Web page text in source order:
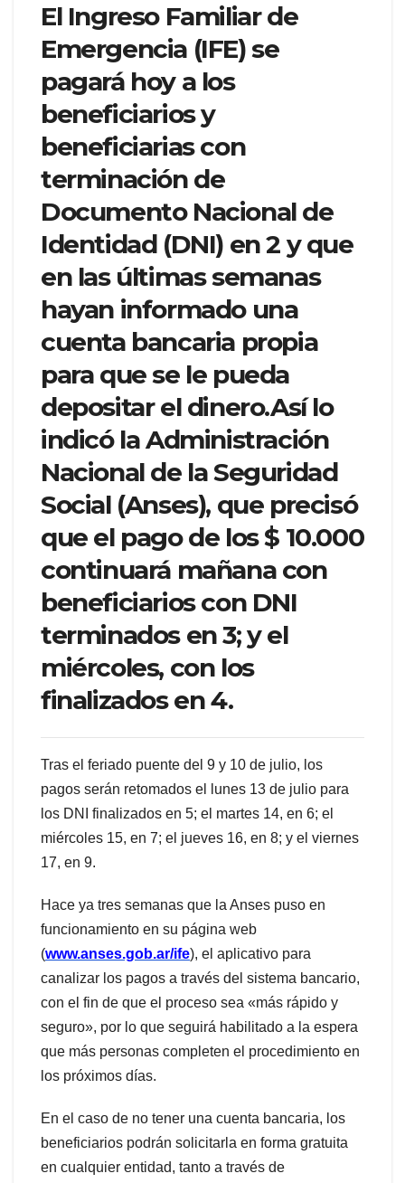
El Ingreso Familiar de
Emergencia (IFE) se
pagará hoy a los
beneficiarios y
beneficiarias con
terminación de
Documento Nacional de
Identidad (DNI) en 2 y que
en las últimas semanas
hayan informado una
cuenta bancaria propia
para que se le pueda
depositar el dinero.Así lo
indicó la Administración
Nacional de la Seguridad
Social (Anses), que precisó
que el pago de los $ 10.000
continuará mañana con
beneficiarios con DNI
terminados en 3; y el
miércoles, con los
finalizados en 4.
Tras el feriado puente del 9 y 10 de julio, los
pagos serán retomados el lunes 13 de julio para
los DNI finalizados en 5; el martes 14, en 6; el
miércoles 15, en 7; el jueves 16, en 8; y el viernes
17, en 9.
Hace ya tres semanas que la Anses puso en
funcionamiento en su página web
(www.anses.gob.ar/ife), el aplicativo para
canalizar los pagos a través del sistema bancario,
con el fin de que el proceso sea «más rápido y
seguro», por lo que seguirá habilitado a la espera
que más personas completen el procedimiento en
los próximos días.
En el caso de no tener una cuenta bancaria, los
beneficiarios podrán solicitarla en forma gratuita
en cualquier entidad, tanto a través de